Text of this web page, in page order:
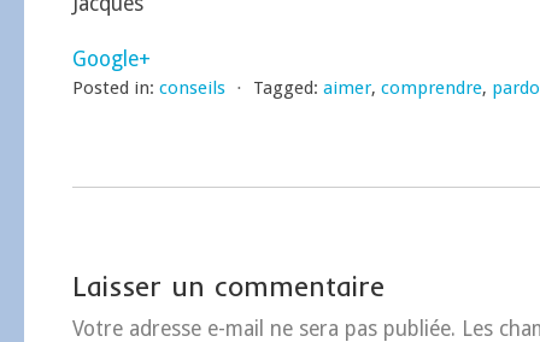
Google+
Posted in: conseils ⋅ Tagged: aimer, comprendre,
Laisser un commentaire
Votre adresse e-mail ne sera pas publiée. Les